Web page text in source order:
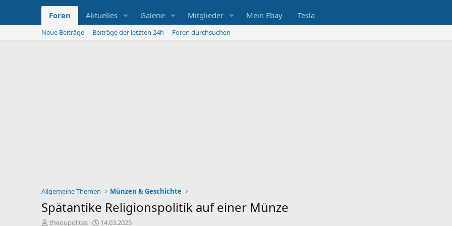
Foren Aktuelles Galerie Mitglieder Mein Ebay Tesla
Neue Beiträge Beiträge der letzten 24h Foren durchsuchen
Allgemeine Themen Münzen & Geschichte
Spätantike Religionspolitik auf einer Münze
E
theoupolites
E14.03.2025